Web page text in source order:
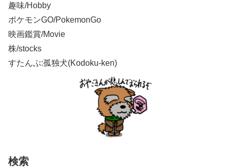
趣味/Hobby
ポケモンGO/PokemonGo
映画鑑賞/Movie
株/stocks
すたんぷ:孤独犬(Kodoku-ken)
検索